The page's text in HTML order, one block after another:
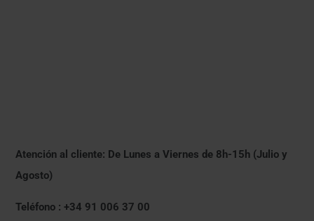
Atención al cliente: De Lunes a Viernes de 8h-15h (Julio y
Agosto)
Teléfono : +34 91 006 37 00